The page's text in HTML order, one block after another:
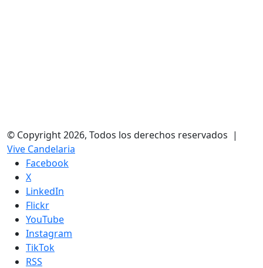
© Copyright 2026, Todos los derechos reservados |
Vive Candelaria
Facebook
X
LinkedIn
Flickr
YouTube
Instagram
TikTok
RSS